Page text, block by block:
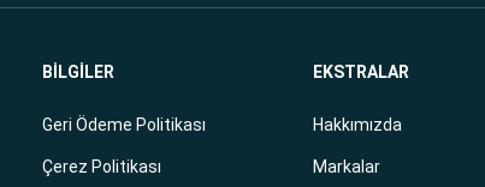
BİLGİLER
Geri Ödeme Politikası
Çerez Politikası
EKSTRALAR
Hakkımızda
Markalar